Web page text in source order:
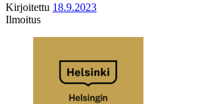
Kirjoitettu 18.9.2023
Ilmoitus